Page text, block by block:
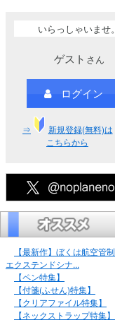
いらっしゃいませ。
ゲスト さん
ログイン
⇒
新規登録(無料)は
こちらから
【最新作】ぼくは航空管
エクステンドシナ...
【ペン特集】
【付箋(ふせん)特集】
【クリアファイル特集】
【ネックストラップ特集】